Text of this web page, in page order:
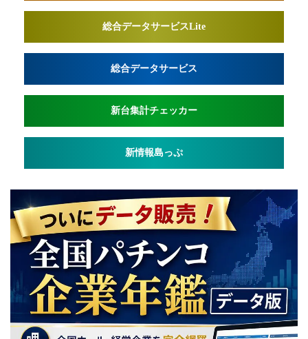
総合データサービスLite
総合データサービス
新台集計チェッカー
新情報島っぷ